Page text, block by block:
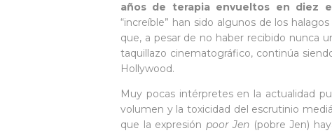
años de terapia envueltos en diez
“increíble” han sido algunos de los
que, a pesar de no haber recibido nunca
taquillazo cinematográfico, continúa
Hollywood.
Muy pocas intérpretes en la actualidad
volumen y la toxicidad del escrutinio
que la expresión poor Jen (pobre Jen)